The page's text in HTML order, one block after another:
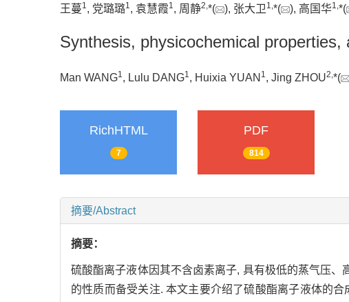
王蔓1, 党璐璐1, 袁慧霞1, 周静2,*( ), 张大卫 1,*( ), 高国华1,*(
Synthesis, physicochemical
Man WANG1 , Lulu DANG1 , Huixia YUAN 1 , Jing ZHOU2, *(
RichHTML
7
PDF
814
摘要/Abstract
摘要：
硫酸酯离子液体因其不含卤素离子, 具有极低的蒸气压
的性质而备受关注. 本文主要介绍了硫酸酯离子液体的